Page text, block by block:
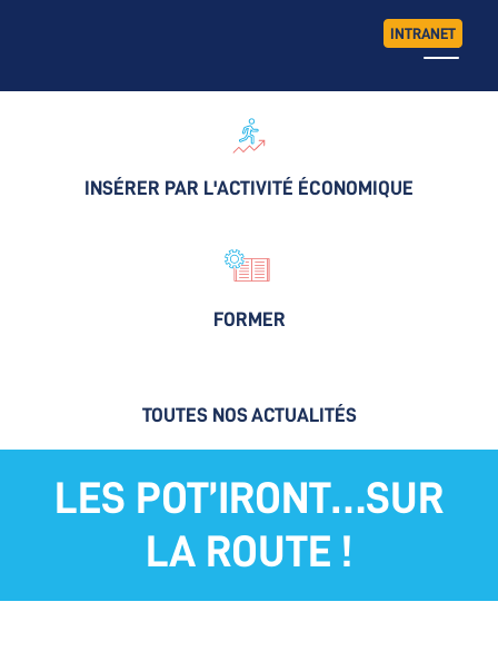
INTRANET
INSÉRER PAR L'ACTIVITÉ ÉCONOMIQUE
FORMER
TOUTES NOS ACTUALITÉS
LES POT’IRONT…SUR
LA ROUTE !